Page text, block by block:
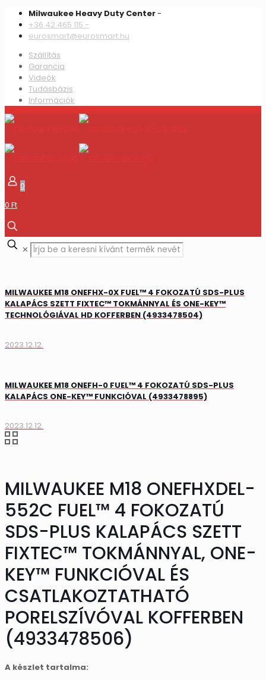
Milwaukee Heavy Duty Center-
+36 42 465 115 -
eurosmart@eurosmart.hu
Szállítás
Garancia
Videók
Tudásbázis
Információk
0
0 Ft
✕
MILWAUKEE M18 ONEFHX-0X FUEL™ 4 FOKOZATÚ SDS-PLUS
KALAPÁCS SZETT FIXTEC™ TOKMÁNNYAL ÉS ONE-KEY™
TECHNOLÓGIÁVAL HD KOFFERBEN (4933478504)
2023.12.12.
MILWAUKEE M18 ONEFH-0 FUEL™ 4 FOKOZATÚ SDS-PLUS
KALAPÁCS ONE-KEY™ FUNKCIÓVAL (4933478895)
2023.12.12.
MILWAUKEE M18 ONEFHXDEL-
552C FUEL™ 4 FOKOZATÚ
SDS-PLUS KALAPÁCS SZETT
FIXTEC™ TOKMÁNNYAL, ONE-
KEY™ FUNKCIÓVAL ÉS
CSATLAKOZTATHATÓ
PORELSZÍVÓVAL KOFFERBEN
(4933478506)
A készlet tartalma: